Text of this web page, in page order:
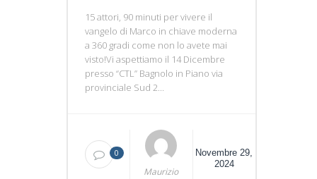
15 attori, 90 minuti per vivere il
vangelo di Marco in chiave moderna
a 360 gradi come non lo avete mai
visto!Vi aspettiamo il 14 Dicembre
presso “CTL” Bagnolo in Piano via
provinciale Sud 2...
0
Maurizio
Novembre 29,
2024